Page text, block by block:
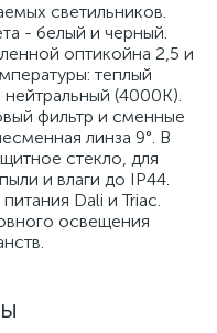
светильников.
- белый и черный.
оптикойна 2,5 и
теплый
(4000K).
фильтр и сменные
линза 9°. В
стекло, для
и влаги до IP44.
Dali и Triac.
освещения